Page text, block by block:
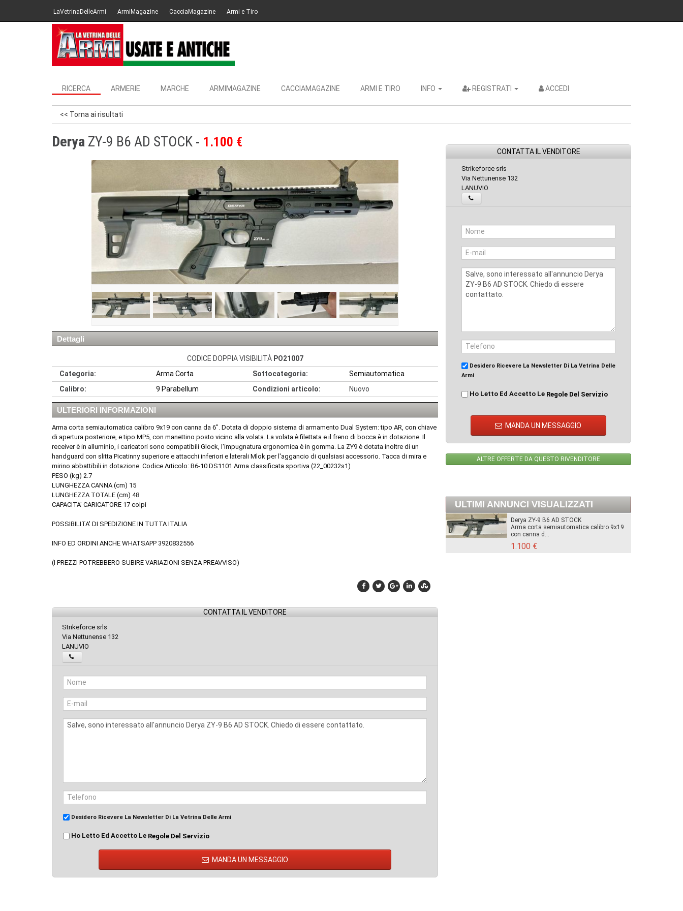
LaVetrinaDelleArmi ArmiMagazine CacciaMagazine Armi e Tiro
RICERCA ARMERIE MARCHE ARMIMAGAZINE CACCIAMAGAZINE ARMI E TIRO INFO REGISTRATI ACCEDI
<< Torna ai risultati
Derya ZY-9 B6 AD STOCK 1.100 €
Dettagli
CODICE DOPPIA VISIBILITÀPO21007
Categoria:
Arma Corta Sottocategoria:
Semiautomatica
Calibro:
9 Parabellum Condizioni articolo: Nuovo
ULTERIORI INFORMAZIONI
Arma corta semiautomatica calibro 9x19 con canna da 6". Dotata di doppio sistema di armamento Dual System: tipo AR, con chiave
di apertura posteriore, e tipo MP5, con manettino posto vicino alla volata. La volata è filettata e il freno di bocca è in dotazione. Il
receiver è in alluminio, i caricatori sono compatibili Glock, l'impugnatura ergonomica è in gomma. La ZY9 è dotata inoltre di un
handguard con slitta Picatinny superiore e attacchi inferiori e laterali Mlok per l'aggancio di qualsiasi accessorio. Tacca di mira e
mirino abbattibili in dotazione. Codice Articolo: B6-10 DS1101 Arma classificata sportiva (22_00232s1)
PESO (kg) 2.7
LUNGHEZZA CANNA (cm) 15
LUNGHEZZA TOTALE (cm) 48
CAPACITA' CARICATORE 17 colpi
POSSIBILITA' DI SPEDIZIONE IN TUTTA ITALIA
INFO ED ORDINI ANCHE WHATSAPP 3920832556
(I PREZZI POTREBBERO SUBIRE VARIAZIONI SENZA PREAVVISO)
CONTATTA IL VENDITORE
Strikeforce srls
Via Nettunense 132
LANUVIO
Desidero Ricevere La Newsletter Di La Vetrina Delle Armi
Ho Letto Ed Accetto Le Regole Del Servizio
MANDA UN MESSAGGIO
CONTATTA IL VENDITORE
Strikeforce srls
Via Nettunense 132
LANUVIO
Desidero Ricevere La Newsletter Di La Vetrina Delle
Armi
Ho Letto Ed Accetto Le Regole Del Servizio
MANDA UN MESSAGGIO
ALTRE OFFERTE DA QUESTO RIVENDITORE
ULTIMI ANNUNCI VISUALIZZATI
Derya ZY-9 B6 AD STOCK
Arma corta semiautomatica calibro 9x19
con canna d...
1.100 €